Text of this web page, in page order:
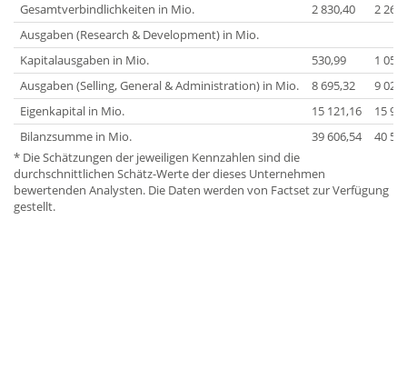
Gesamtverbindlichkeiten in Mio.
2 830,40
2
Ausgaben (Research & Development) in Mio.
Kapitalausgaben in Mio.
530,99
1
Ausgaben (Selling, General & Administration) in Mio.
8 695,32
9
Eigenkapital in Mio.
15 121,16
15
Bilanzsumme in Mio.
39 606,54
40
* Die Schätzungen der jeweiligen Kennzahlen sind die
durchschnittlichen Schätz-Werte der dieses Unternehmen
bewertenden Analysten. Die Daten werden von Factset zur Verfügung
gestellt.